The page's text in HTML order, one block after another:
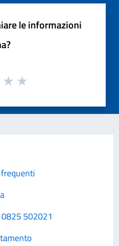
le informazioni
502021